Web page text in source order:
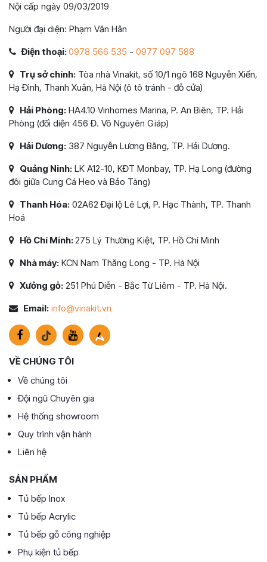
Nội cấp ngày 09/03/2019
Người đại diện: Phạm Văn Hân
Điện thoại:0978 566 535 - 0977 097 588
Trụ sở chính: Tòa nhà Vinakit, số 10/1 ngõ 168 Nguyễn Xiển,
Hạ Đình, Thanh Xuân, Hà Nội (ô tô tránh - đỗ cửa)
Hải Phòng: HA4.10 Vinhomes Marina, P. An Biên, TP. Hải
Phòng (đối diện 456 Đ. Võ Nguyên Giáp)
Hải Dương: 387 Nguyễn Lương Bằng, TP. Hải Dương.
Quảng Ninh: LK A12-10, KĐT Monbay, TP. Hạ Long (đường
đôi giữa Cung Cá Heo và Bảo Tàng)
Thanh Hóa: 02A62 Đại lộ Lê Lợi, P. Hạc Thành, TP. Thanh
Hoá
Hồ Chí Minh:275 Lý Thường Kiệt, TP. Hồ Chí Minh
Nhà máy: KCN Nam Thăng Long - TP. Hà Nội
Xưởng gỗ: 251 Phú Diễn - Bắc Từ Liêm - TP. Hà Nội.
Email: info@vinakit.vn
VỀ CHÚNG TÔI
Về chúng tôi
Đội ngũ Chuyên gia
Hệ thống showroom
Quy trình vận hành
Liên hệ
SẢN PHẨM
Tủ bếp Inox
Tủ bếp Acrylic
Tủ bếp gỗ công nghiệp
Phụ kiện tủ bếp